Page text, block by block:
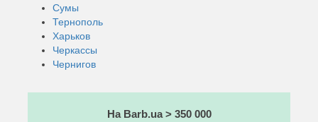
Сумы
Тернополь
Харьков
Черкассы
Чернигов
На Barb.ua > 350 000